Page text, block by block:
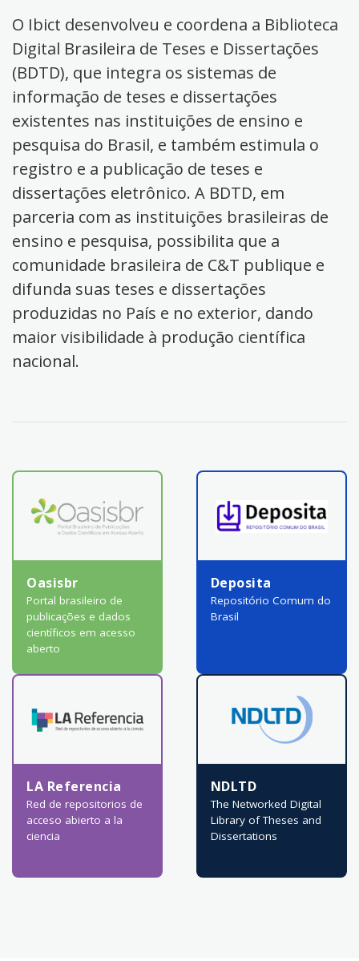
O Ibict desenvolveu e coordena a Biblioteca
Digital Brasileira de Teses e Dissertações
(BDTD), que integra os sistemas de
informação de teses e dissertações
existentes nas instituições de ensino e
pesquisa do Brasil, e também estimula o
registro e a publicação de teses e
dissertações eletrônico. A BDTD, em
parceria com as instituições brasileiras de
ensino e pesquisa, possibilita que a
comunidade brasileira de C&T publique e
difunda suas teses e dissertações
produzidas no País e no exterior, dando
maior visibilidade à produção científica
nacional.
Oasisbr
Portal brasileiro de
publicações e dados
científicos em acesso
aberto
Deposita
Repositório Comum do
Brasil
LA Referencia
Red de repositorios de
acceso abierto a la
ciencia
NDLTD
The Networked Digital
Library of Theses and
Dissertations